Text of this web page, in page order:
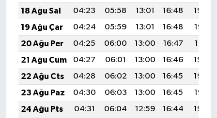
18 Ağu Sal
04:23 05:58 13:01 16:48
19:54
19 Ağu Çar
04:24 05:59 13:01 16:48
19:52
20 Ağu Per
04:25 06:00 13:00 16:47
19:51
21 Ağu Cum
04:27 06:01 13:00 16:46
19:49
22 Ağu Cts
04:28 06:02 13:00 16:45
19:48
23 Ağu Paz
04:30 06:03 13:00 16:45
19:47
24 Ağu Pts
04:31 06:04 12:59 16:44
19:45